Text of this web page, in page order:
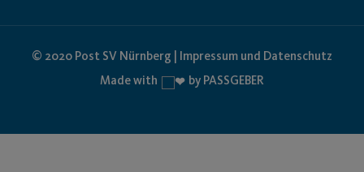
© 2020 Post SV Nürnberg | Impressum und Datenschutz
Made with
by PASSGEBER